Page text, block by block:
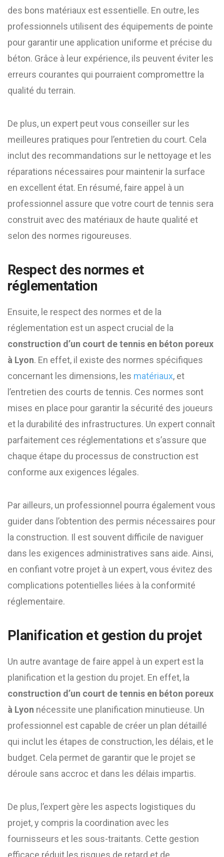
des bons matériaux est essentielle. En outre, les
professionnels utilisent des équipements de pointe
pour garantir une application uniforme et précise du
béton. Grâce à leur expérience, ils peuvent éviter les
erreurs courantes qui pourraient compromettre la
qualité du terrain.
De plus, un expert peut vous conseiller sur les
meilleures pratiques pour l’entretien du court. Cela
inclut des recommandations sur le nettoyage et les
réparations nécessaires pour maintenir la surface
en excellent état. En résumé, faire appel à un
professionnel assure que votre court de tennis sera
construit avec des matériaux de haute qualité et
selon des normes rigoureuses.
Respect des normes et
réglementation
Ensuite, le respect des normes et de la
réglementation est un aspect crucial de la
construction d’un court de tennis en béton poreux
à Lyon. En effet, il existe des normes spécifiques
concernant les dimensions, les matériaux, et
l’entretien des courts de tennis. Ces normes sont
mises en place pour garantir la sécurité des joueurs
et la durabilité des infrastructures. Un expert connaît
parfaitement ces réglementations et s’assure que
chaque étape du processus de construction est
conforme aux exigences légales.
Par ailleurs, un professionnel pourra également vous
guider dans l’obtention des permis nécessaires pour
la construction. Il est souvent difficile de naviguer
dans les exigences administratives sans aide. Ainsi,
en confiant votre projet à un expert, vous évitez des
complications potentielles liées à la conformité
réglementaire.
Planification et gestion du projet
Un autre avantage de faire appel à un expert est la
planification et la gestion du projet. En effet, la
construction d’un court de tennis en béton poreux
à Lyon nécessite une planification minutieuse. Un
professionnel est capable de créer un plan détaillé
qui inclut les étapes de construction, les délais, et le
budget. Cela permet de garantir que le projet se
déroule sans accroc et dans les délais impartis.
De plus, l’expert gère les aspects logistiques du
projet, y compris la coordination avec les
fournisseurs et les sous-traitants. Cette gestion
efficace réduit les risques de retard et de